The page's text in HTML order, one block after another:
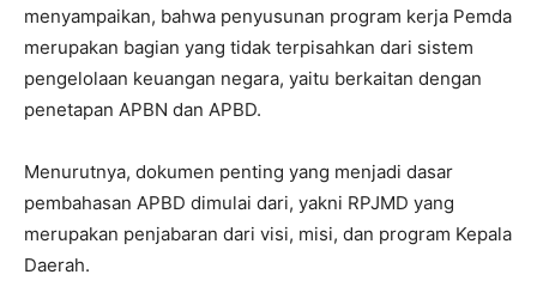
menyampaikan, bahwa penyusunan program kerja Pemda
merupakan bagian yang tidak terpisahkan dari sistem
pengelolaan keuangan negara, yaitu berkaitan dengan
penetapan APBN dan APBD.
Menurutnya, dokumen penting yang menjadi dasar
pembahasan APBD dimulai dari, yakni RPJMD yang
merupakan penjabaran dari visi, misi, dan program Kepala
Daerah.